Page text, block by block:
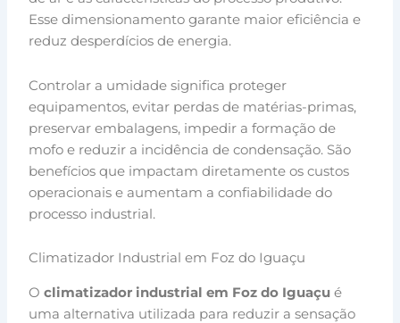
Esse dimensionamento garante maior eficiência e
reduz desperdícios de energia.
Controlar a umidade significa proteger
equipamentos, evitar perdas de matérias-primas,
preservar embalagens, impedir a formação de
mofo e reduzir a incidência de condensação. São
benefícios que impactam diretamente os custos
operacionais e aumentam a confiabilidade do
processo industrial.
Climatizador Industrial em Foz do Iguaçu
Oclimatizador industrial em Foz do Iguaçu é
uma alternativa utilizada para reduzir a sensação